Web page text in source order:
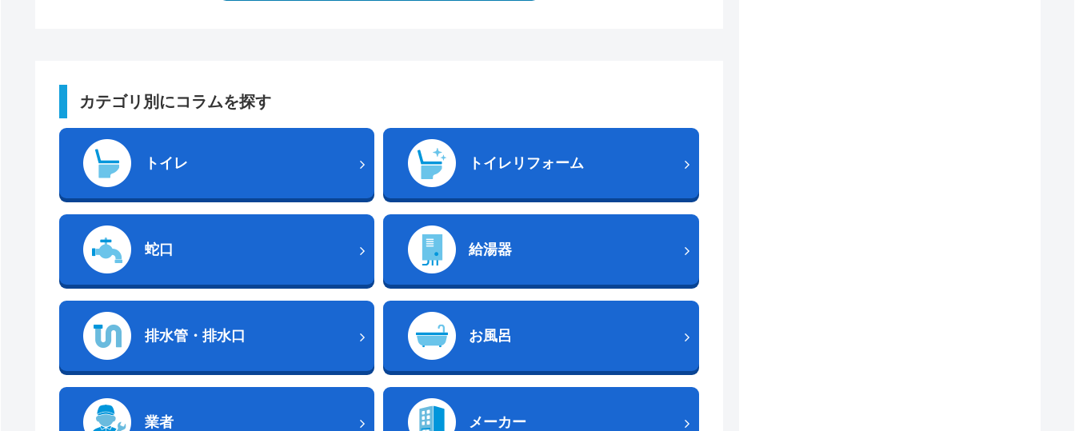
カテゴリ別にコラムを探す
トイレ トイレリフォーム
蛇口 給湯器
排水管・排水口 お風呂
業者 メーカー